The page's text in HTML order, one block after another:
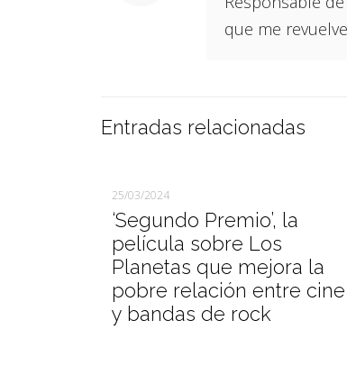
que me
Entradas relacionadas
25/03/2024
‘Segundo Premio’, la
película sobre Los
Planetas que mejora la
pobre relación entre cine
y bandas de rock